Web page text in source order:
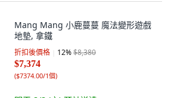
Mang Mang 小鹿蔓蔓 魔法變形遊戲
地墊, 拿鐵
折扣後價格 12%$8,380
$7,374
($7374.00/1個)